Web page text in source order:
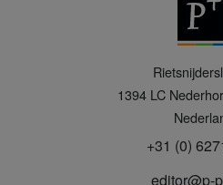
1394 LC
+31 (0)
editor@p-